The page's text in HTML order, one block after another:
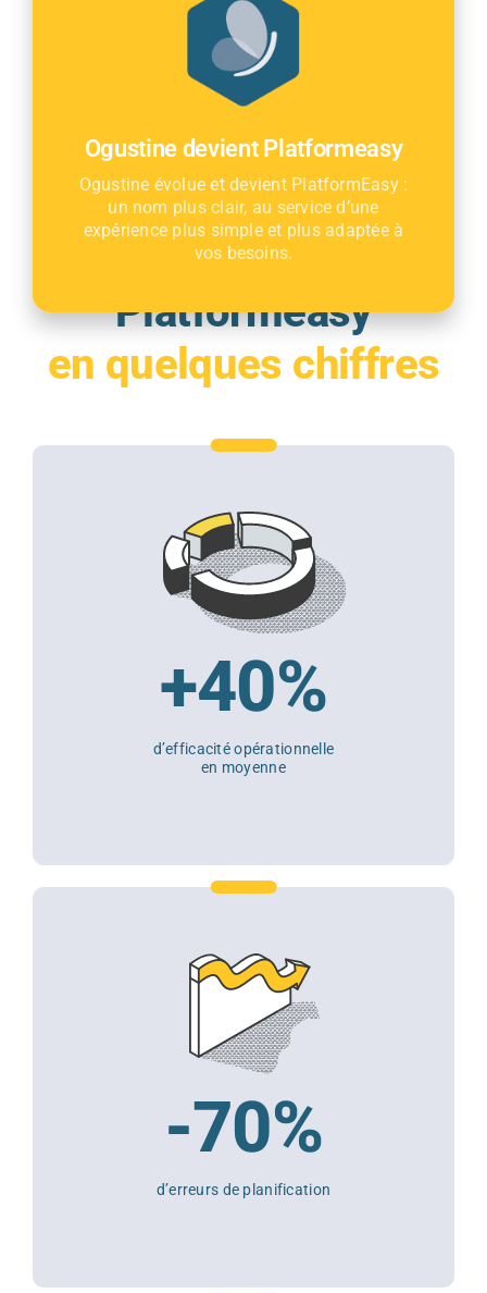
Rapports automatiques
l’occupation et les revenus
Notifications en temps réel
interventions dans leur
Platformeasy
en quelques chiffres
+40%
d’efficacité opérationnelle
en moyenne
-70%
d’erreurs de planification
Ogustine devient Platformeasy
Ogustine évolue et devient PlatformEasy :
un nom plus clair, au service d’une
expérience plus simple et plus adaptée à
vos besoins.